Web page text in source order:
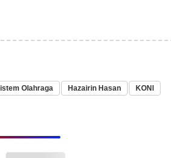
Olahraga Hazairin Hasan KONI